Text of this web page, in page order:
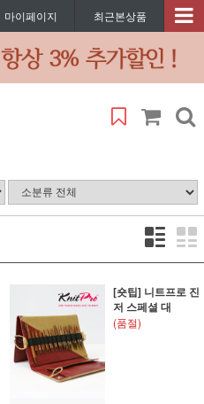
마이페이지 최근본상품
[숏팁] 니트프로 진
저 스페셜 대
(품절)